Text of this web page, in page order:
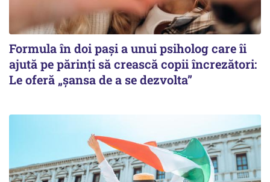
Formula în doi pași a unui psiholog care îi
ajută pe părinți să crească copii încrezători:
Le oferă „șansa de a se dezvolta”